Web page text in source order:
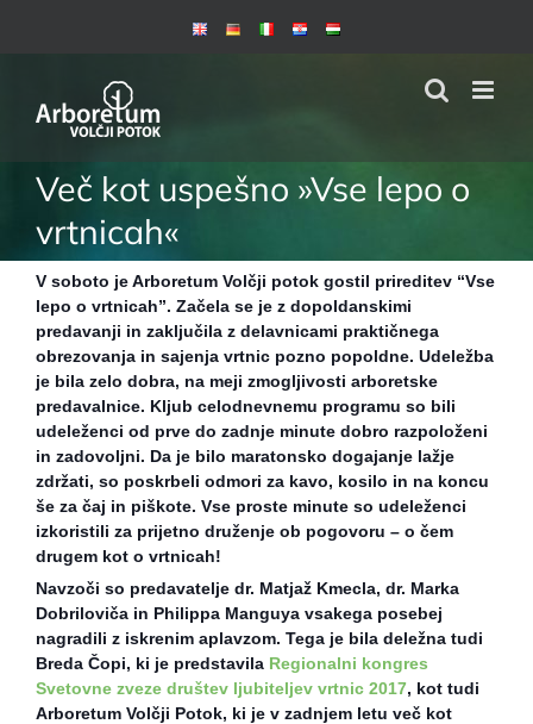
Več kot uspešno »Vse lepo o
vrtnicah«
V soboto je Arboretum Volčji potok gostil prireditev “Vse
lepo o vrtnicah”. Začela se je z dopoldanskimi
predavanji in zaključila z delavnicami praktičnega
obrezovanja in sajenja vrtnic pozno popoldne. Udeležba
je bila zelo dobra, na meji zmogljivosti arboretske
predavalnice. Kljub celodnevnemu programu so bili
udeleženci od prve do zadnje minute dobro razpoloženi
in zadovoljni. Da je bilo maratonsko dogajanje lažje
zdržati, so poskrbeli odmori za kavo, kosilo in na koncu
še za čaj in piškote. Vse proste minute so udeleženci
izkoristili za prijetno druženje ob pogovoru – o čem
drugem kot o vrtnicah!
Navzoči so predavatelje dr. Matjaž Kmecla, dr. Marka
Dobriloviča in Philippa Manguya vsakega posebej
nagradili z iskrenim aplavzom. Tega je bila deležna tudi
Breda Čopi, ki je predstavila Regionalni kongres
Svetovne zveze društev ljubiteljev vrtnic 2017, kot tudi
Arboretum Volčji Potok, ki je v zadnjem letu več kot